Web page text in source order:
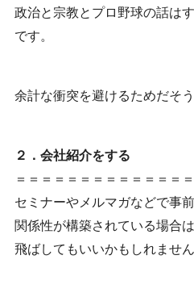
政治と宗教とプロ野球の話はす
です。
余計な衝突を避けるためだそう
２．会社紹介をする
＝＝＝＝＝＝＝＝＝＝＝＝＝
セミナーやメルマガなどで事
関係性が構築されている場合は
飛ばしてもいいかもしれません